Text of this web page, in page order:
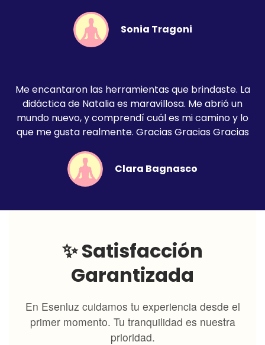
Sonia Tragoni
Me encantaron las herramientas que brindaste. La
didáctica de Natalia es maravillosa. Me abrió un
mundo nuevo, y comprendí cuál es mi camino y lo
que me gusta realmente. Gracias Gracias Gracias
Clara Bagnasco
✨ Satisfacción
Garantizada
En Esenluz cuidamos tu experiencia desde el
primer momento. Tu tranquilidad es nuestra
prioridad.